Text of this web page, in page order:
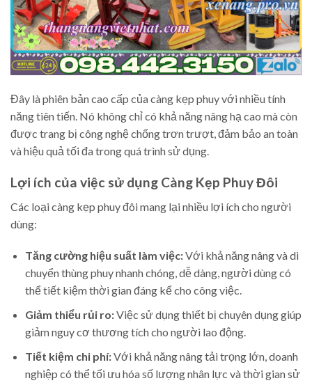
Đây là phiên bản cao cấp của càng kẹp phuy với nhiều tính
năng tiên tiến. Nó không chỉ có khả năng nâng hạ cao mà còn
được trang bị công nghệ chống trơn trượt, đảm bảo an toàn
và hiệu quả tối đa trong quá trình sử dụng.
Lợi ích của việc sử dụng Càng Kẹp Phuy Đôi
Các loại càng kẹp phuy đôi mang lại nhiều lợi ích cho người
dùng:
Tăng cường hiệu suất làm việc:Với khả năng nâng và di
chuyển thùng phuy nhanh chóng, dễ dàng, người dùng có
thể tiết kiệm thời gian đáng kể cho công việc.
Giảm thiểu rủi ro:Việc sử dụng thiết bị chuyên dụng giúp
giảm nguy cơ thương tích cho người lao động.
Tiết kiệm chi phí:Với khả năng nâng tải trọng lớn, doanh
nghiệp có thể tối ưu hóa số lượng nhân lực và thời gian sử